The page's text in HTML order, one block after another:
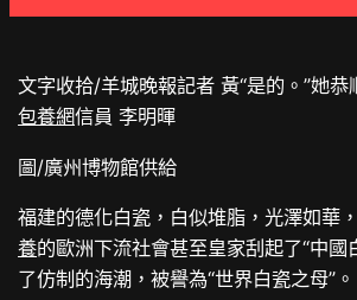
文字收拾/羊城晚報記者 黃“是的。”她
包養網信員 李明暉
圖/廣州博物館供給
福建的德化白瓷，白似堆脂，光澤如華
養的歐洲下流社會甚至皇家刮起了“中國
了仿制的海潮，被譽為“世界白瓷之母”。